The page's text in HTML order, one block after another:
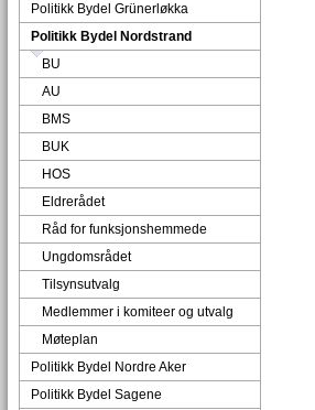
Politikk Bydel Grünerløkka
Politikk Bydel Nordstrand
BU
AU
BMS
BUK
HOS
Eldrerådet
Råd for funksjonshemmede
Ungdomsrådet
Tilsynsutvalg
Medlemmer i komiteer og utvalg
Møteplan
Politikk Bydel Nordre Aker
Politikk Bydel Sagene